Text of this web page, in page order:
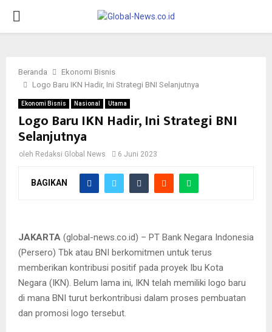
PRIMARY
Beranda
Ekonomi Bisnis
Logo Baru IKN Hadir, Ini Strategi BNI Selanjutnya
Ekonomi Bisnis Nasional Utama
Logo Baru IKN Hadir, Ini Strategi BNI
Selanjutnya
oleh Redaksi Global News 6 Juni 2023
BAGIKAN
JAKARTA (global-news.co.id) – PT Bank Negara Indonesia
(Persero) Tbk atau BNI berkomitmen untuk terus
memberikan kontribusi positif pada proyek Ibu Kota
Negara (IKN). Belum lama ini, IKN telah memiliki logo baru
di mana BNI turut berkontribusi dalam proses pembuatan
dan promosi logo tersebut.